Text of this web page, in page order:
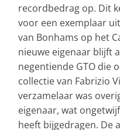
recordbedrag op. Dit
voor een exemplaar
van Bonhams op het
nieuwe eigenaar blijft
negentiende GTO die
collectie van Fabrizio
verzamelaar was
eigenaar, wat
heeft bijgedragen. De